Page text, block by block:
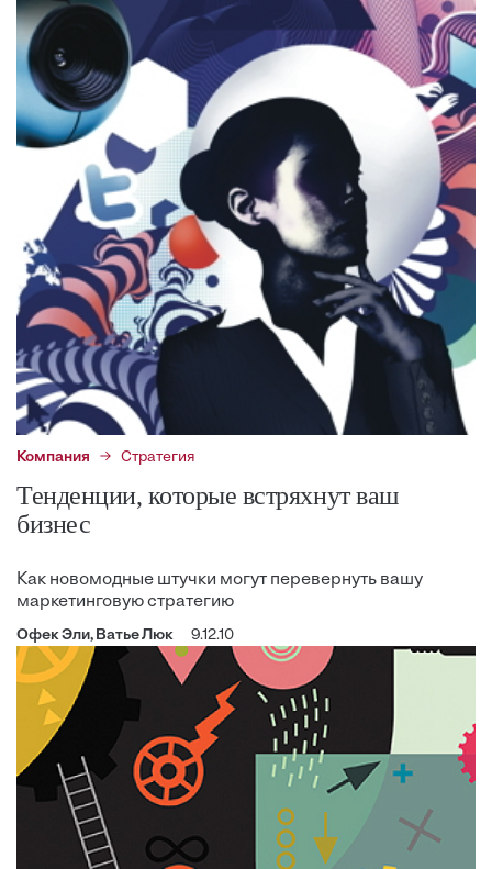
Компания Стратегия
Тенденции, которые встряхнут ваш
бизнес
Как новомодные штучки могут перевернуть вашу
маркетинговую стратегию
Офек Эли, Ватье Люк 9.12.10